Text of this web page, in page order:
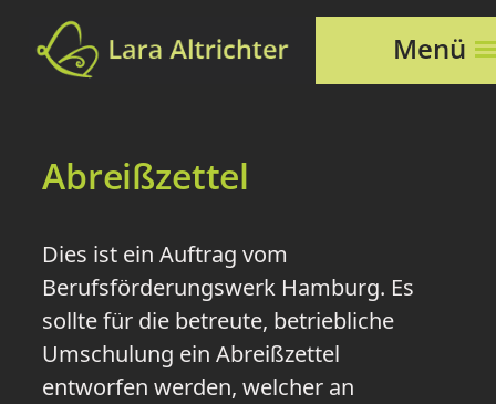
Menü
Abreißzettel
Dies ist ein Auftrag vom
Berufsförderungswerk Hamburg. Es
sollte für die betreute, betriebliche
Umschulung ein Abreißzettel
entworfen werden, welcher an